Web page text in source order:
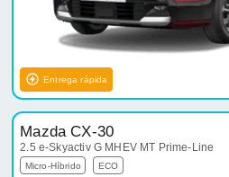
Entrega rápida
Mazda CX-30
2.5 e-Skyactiv G MHEV MT Prime-Line
Micro-Híbrido ECO